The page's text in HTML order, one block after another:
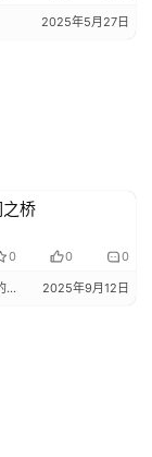
2025年5月27日
桥
0 0 0
2025年9月12日